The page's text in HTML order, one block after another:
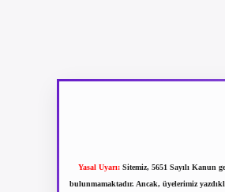
Yasal Uyarı: Sitemiz, 5651 Sayılı Kanun
bulunmamaktadır. Ancak, üyelerimiz